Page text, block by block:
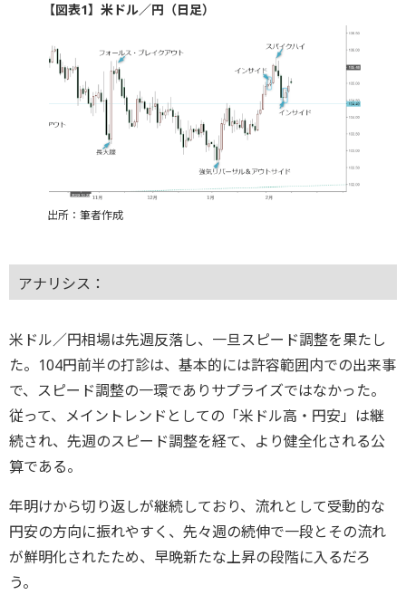
【図表1】米ドル／円（日足）
出所：筆者作成
アナリシス：
米ドル／円相場は先週反落し、一旦スピード調整を果たし
た。104円前半の打診は、基本的には許容範囲内での出来事
で、スピード調整の一環でありサプライズではなかった。
従って、メイントレンドとしての「米ドル高・円安」は継
続され、先週のスピード調整を経て、より健全化される公
算である。
年明けから切り返しが継続しており、流れとして受動的な
円安の方向に振れやすく、先々週の続伸で一段とその流れ
が鮮明化されたため、早晩新たな上昇の段階に入るだろ
う。